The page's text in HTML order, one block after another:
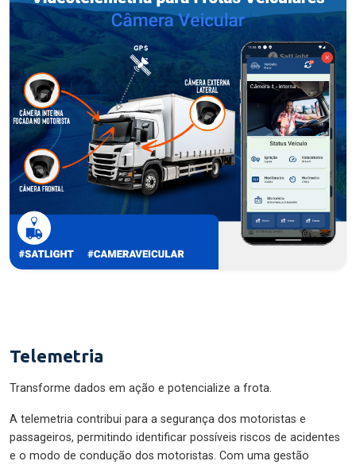
Telemetria
Transforme dados em ação e potencialize a frota.
A telemetria contribui para a segurança dos motoristas e
passageiros, permitindo identificar possíveis riscos de acidentes
e o modo de condução dos motoristas. Com uma gestão